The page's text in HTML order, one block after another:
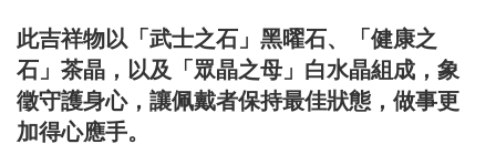
此吉祥物以「武士之石」黑曜石、「健康之
石」茶晶，以及「眾晶之母」白水晶組成，象
徵守護身心，讓佩戴者保持最佳狀態，做事更
加得心應手。